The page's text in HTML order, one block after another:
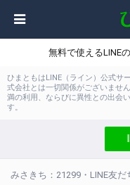
無料で使えるLINE
ひまともはLINE（ライン）公式サ
式会社とは一切関係がございませ
満の利用、ならびに異性との出会
す。
みさきち：21299・LINE友だ